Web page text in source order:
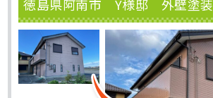
徳島県阿南市 Y様邸 外壁塗装